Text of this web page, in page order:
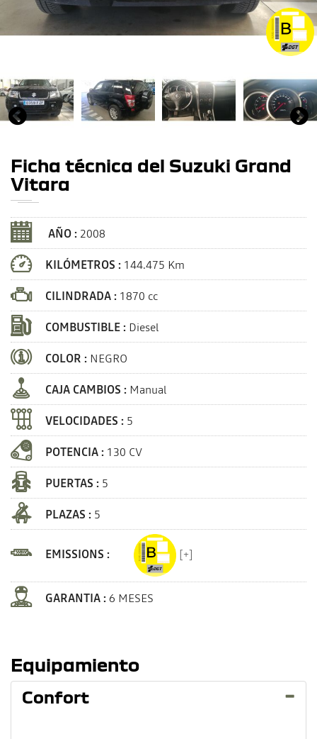
Ficha técnica del Suzuki Grand
Vitara
AÑO : 2008
KILÓMETROS : 144.475 Km
CILINDRADA : 1870 cc
COMBUSTIBLE : Diesel
COLOR : NEGRO
CAJA CAMBIOS : Manual
VELOCIDADES : 5
POTENCIA : 130 CV
PUERTAS : 5
PLAZAS : 5
EMISSIONS : [+]
GARANTIA :6 MESES
Equipamiento
Confort